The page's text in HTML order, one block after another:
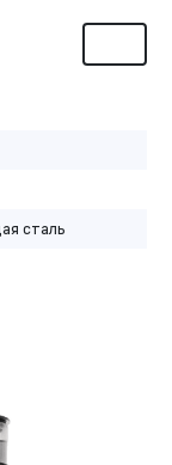
сталь